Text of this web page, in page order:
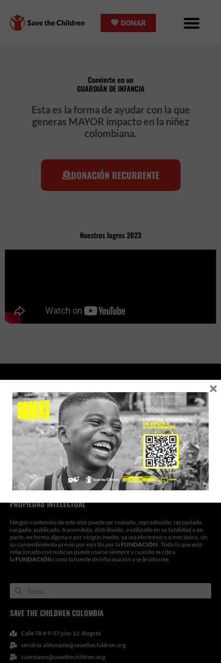
contenido
DONAR
Convierte en un
GUARDIÁN DE INFANCIA
Esta es la forma de ayudar con la que
generas MAYOR impacto en la niñez
colombiana.
DONACIÓN RECURRENTE
Nuestros logros 2023
AVISO DE PRIVACIDAD
Esta página web tiene por objeto facilitar al público en general la información
relativa a los servicios de
LA FUNDACIÓN.La utilización de esta publicación
digital y su contenido está sujeta a las condiciones de uso y confidencialidad. Al
acceder, navegar o usar este sitio web, usted reconoce que ha leído, entendido,
y se obliga a cumplir con estos términos y cumplir con todas las leyes y
reglamentos aplicables, incluida la exportación y reexportación de leyes y
reglamentos de control.
PROPIEDAD INTELECTUAL
Ningún contenido de este sitio puede ser copiado, reproducido, recopilado,
cargado, publicado, transmitido, distribuido, o utilizado en su totalidad o en
parte, en forma alguna o por ningún medio, ya sea electrónico o mecánico, sin
su consentimiento previo por escrito por la FUNDACIÓN. Todo lo que esté
relacionado con noticias puede usarse siempre y cuando se cite a
la FUNDACIÓN como la fuente de información y se le informe.
SearchSearch
SAVE THE CHILDREN COLOMBIA
Calle 78 # 9-57 piso 12. Bogotá
servicio.aldonante@savethechildren.org
cuentanos@savethechildren.org
×